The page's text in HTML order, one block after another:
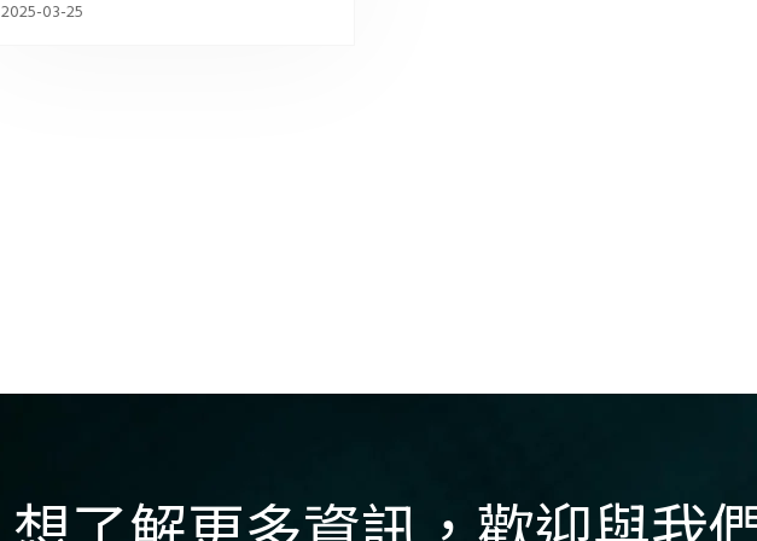
2025-03-25